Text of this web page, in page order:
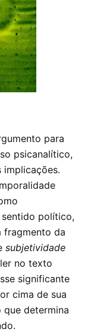
para
psicanalítico,
implicações.
político,
fragmento da
subjetividade
no texto
significante
cima de sua
que determina